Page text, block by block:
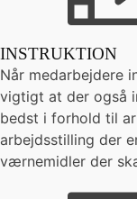
INSTRUKTION
Når medarbejdere
vigtigt at der også
bedst i forhold til
arbejdsstilling der
værnemidler der